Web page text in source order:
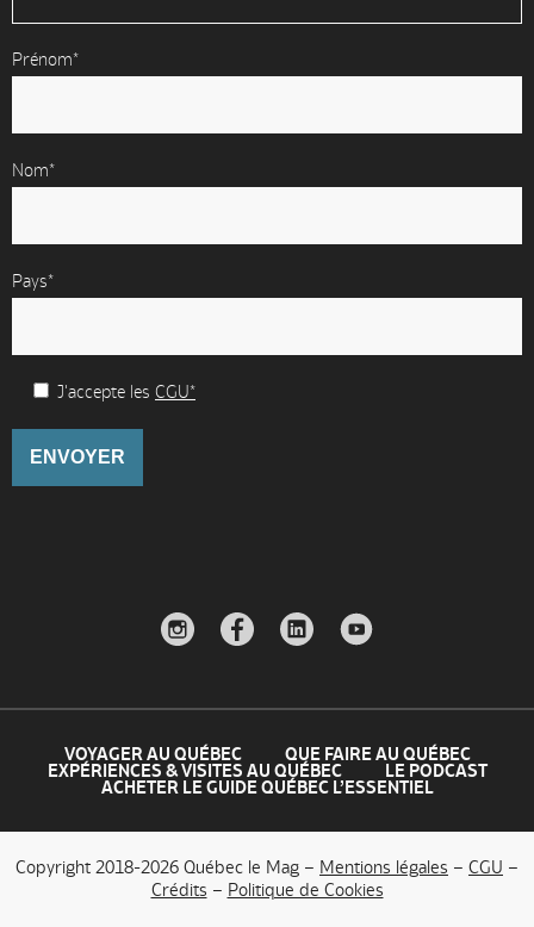
Prénom*
Nom*
Pays*
J'accepte les CGU*
VOYAGER AU QUÉBEC
QUE FAIRE AU QUÉBEC
EXPÉRIENCES & VISITES AU QUÉBEC
LE PODCAST
ACHETER LE GUIDE QUÉBEC L’ESSENTIEL
Copyright 2018-2026 Québec le Mag – Mentions légales – CGU –
Crédits – Politique de Cookies